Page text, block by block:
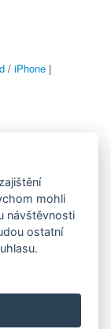
/ iPhone |
mohli
návštěvnosti
ostatní